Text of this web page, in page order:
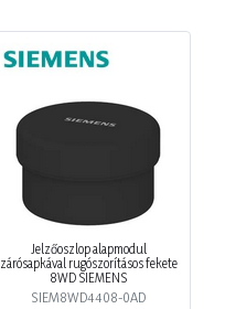
Jelzőoszlop alapmodul
zárósapkával rugószorításos fekete
8WD SIEMENS
SIEM8WD4408-0AD